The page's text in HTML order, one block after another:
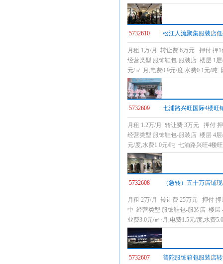
5732610 松江人流聚集服装店
月租 1万/月 转让费 6万元 押付 押
经营类型 服饰鞋包-服装店 楼层 1
元/㎡·月,电费0.9元/度,水费0.1元/
5732609 七浦路兴旺国际4楼旺
月租 1.2万/月 转让费 3万元 押付
经营类型 服饰鞋包-服装店 楼层 4
元/度,水费1.0元/吨 七浦路兴旺4楼
5732608 （急转）五十万店铺
月租 2万/月 转让费 25万元 押付
中 经营类型 服饰鞋包-服装店 楼层
业费3.0元/㎡·月,电费1.5元/度,水费
5732607 普陀服饰箱包服装店